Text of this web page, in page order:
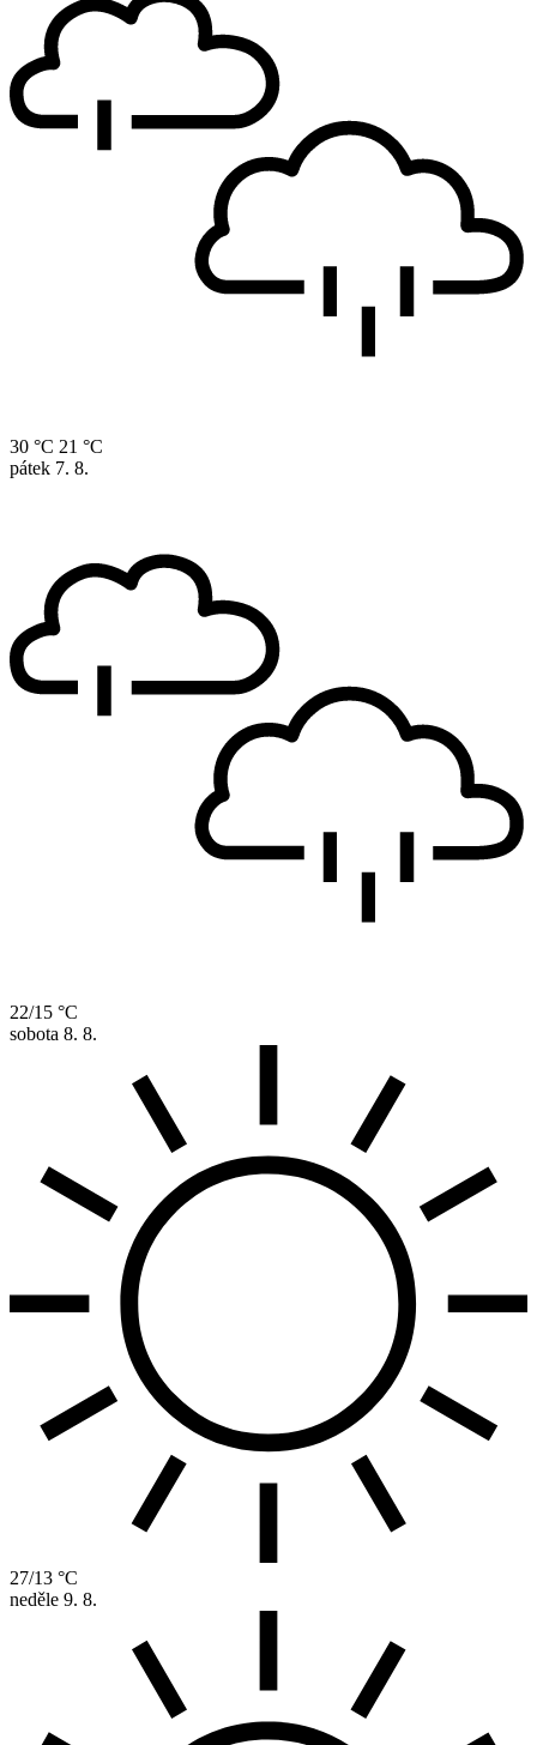
30 °C 21 °C
pátek 7. 8.
22/15 °C
sobota 8. 8.
27/13 °C
neděle 9. 8.